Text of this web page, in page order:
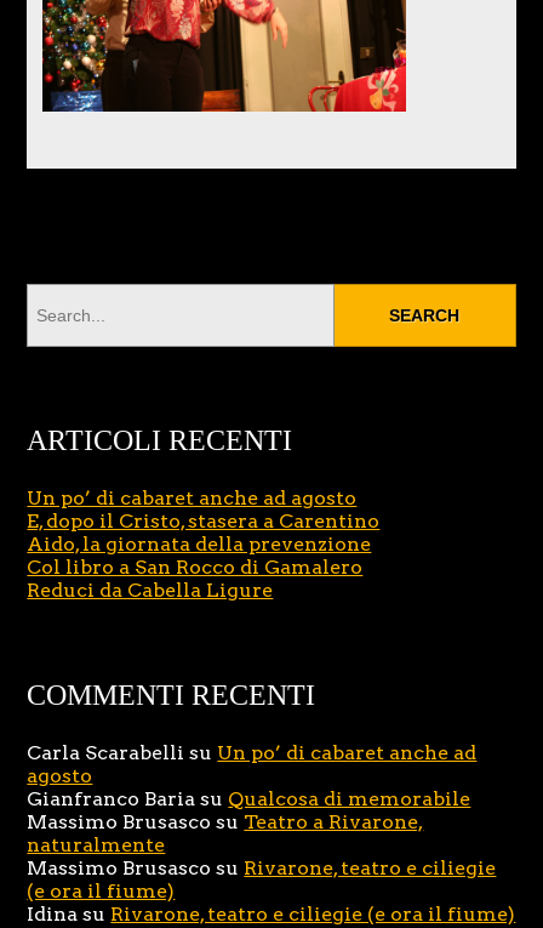
ARTICOLI RECENTI
Un po’ di cabaret anche ad agosto
E, dopo il Cristo, stasera a Carentino
Aido, la giornata della prevenzione
Col libro a San Rocco di Gamalero
Reduci da Cabella Ligure
COMMENTI RECENTI
Carla Scarabelli su Un po’ di cabaret anche ad
agosto
Gianfranco Baria su Qualcosa di memorabile
Massimo Brusasco su Teatro a Rivarone,
naturalmente
Massimo Brusasco su Rivarone, teatro e ciliegie
(e ora il fiume)
Idina su Rivarone, teatro e ciliegie (e ora il fiume)